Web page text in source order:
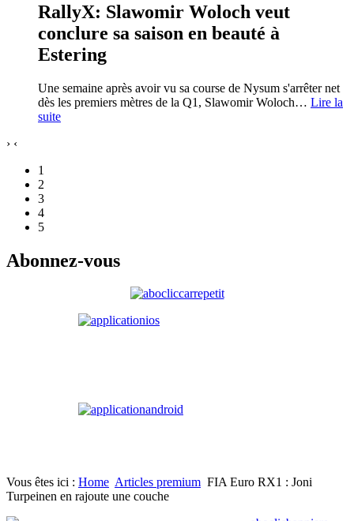
RallyX: Slawomir Woloch veut
conclure sa saison en beauté à
Estering
Une semaine après avoir vu sa course de Nysum s'arrêter net
dès les premiers mètres de la Q1, Slawomir Woloch… Lire la
suite
› ‹
1
2
3
4
5
Abonnez-vous
Vous êtes ici : Home Articles premium FIA Euro RX1 : Joni
Turpeinen en rajoute une couche